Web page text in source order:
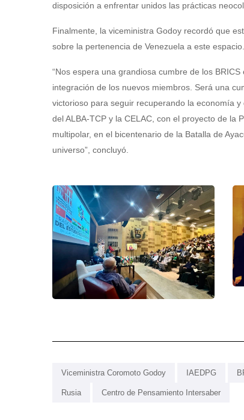
disposición a enfrentar unidos las prácticas
Finalmente, la viceministra Godoy recordó que
sobre la pertenencia de Venezuela a este espacio.
“Nos espera una grandiosa cumbre de los
integración de los nuevos miembros. Será una
victorioso para seguir recuperando la economía
del ALBA-TCP y la CELAC, con el proyecto de
multipolar, en el bicentenario de la Batalla de
universo”, concluyó.
Viceministra Coromoto Godoy IAEDPG
Rusia Centro de Pensamiento Intersaber